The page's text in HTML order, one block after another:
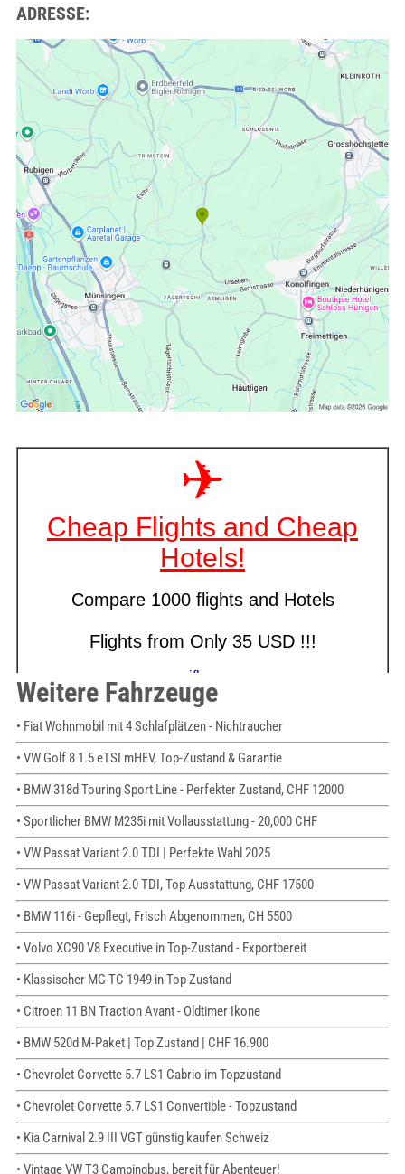
ADRESSE:
Weitere Fahrzeuge
• Fiat Wohnmobil mit 4 Schlafplätzen - Nichtraucher
• VW Golf 8 1.5 eTSI mHEV, Top-Zustand & Garantie
• BMW 318d Touring Sport Line - Perfekter Zustand, CHF 12000
• Sportlicher BMW M235i mit Vollausstattung - 20,000 CHF
• VW Passat Variant 2.0 TDI | Perfekte Wahl 2025
• VW Passat Variant 2.0 TDI, Top Ausstattung, CHF 17500
• BMW 116i - Gepflegt, Frisch Abgenommen, CH 5500
• Volvo XC90 V8 Executive in Top-Zustand - Exportbereit
• Klassischer MG TC 1949 in Top Zustand
• Citroen 11 BN Traction Avant - Oldtimer Ikone
• BMW 520d M-Paket | Top Zustand | CHF 16.900
• Chevrolet Corvette 5.7 LS1 Cabrio im Topzustand
• Chevrolet Corvette 5.7 LS1 Convertible - Topzustand
• Kia Carnival 2.9 III VGT günstig kaufen Schweiz
• Vintage VW T3 Campingbus, bereit für Abenteuer!